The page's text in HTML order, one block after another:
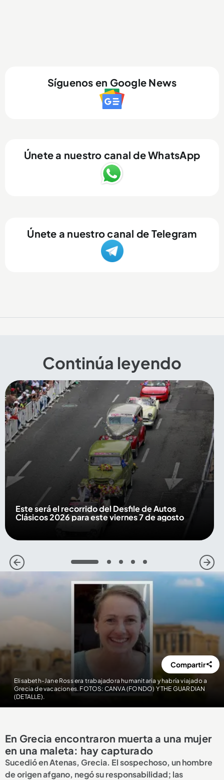
Síguenos en Google News
Únete a nuestro canal de WhatsApp
Únete a nuestro canal de Telegram
Continúa leyendo
Este será el recorrido del Desfile de Autos
Clásicos 2026 para este viernes 7 de agosto
1 2 3 4 5
Elisabeth-Jane Ross era trabajadora humanitaria y habría viajado a
Grecia de vacaciones. FOTOS: CANVA (FONDO) Y THE GUARDIAN
(DETALLE).
Compartir
En Grecia encontraron muerta a una mujer
en una maleta: hay capturado
Sucedió en Atenas, Grecia. El sospechoso, un hombre
de origen afgano, negó su responsabilidad; las